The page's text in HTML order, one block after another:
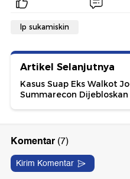
lp sukamiskin
Artikel Selanjutnya
Kasus Suap Eks Walkot
Summarecon Dijebloskan